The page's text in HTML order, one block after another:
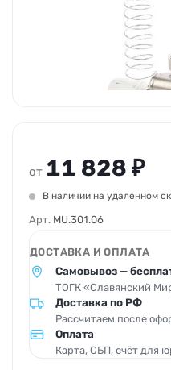
от 11 828 ₽
В наличии на удаленном
Арт. MU.301.06
ДОСТАВКА И ОПЛАТА
Самовывоз —
ТОГК «Славянский
Доставка по РФ
Рассчитаем после
Оплата
Карта, СБП, счёт для